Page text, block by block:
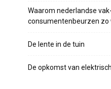
Waarom nederlandse
consumentenbeurzen zo
De lente in de tuin
De opkomst van